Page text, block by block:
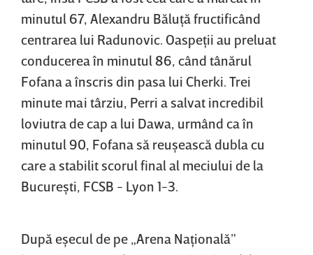
minutul 67, Alexandru Băluţă fructificând
centrarea lui Radunovic. Oaspeţii au preluat
conducerea în minutul 86, când tânărul
Fofana a înscris din pasa lui Cherki. Trei
minute mai târziu, Perri a salvat incredibil
loviutra de cap a lui Dawa, urmând ca în
minutul 90, Fofana să reuşească dubla cu
care a stabilit scorul final al meciului de la
Bucureşti, FCSB - Lyon 1-3.
După eşecul de pe „Arena Naţională”